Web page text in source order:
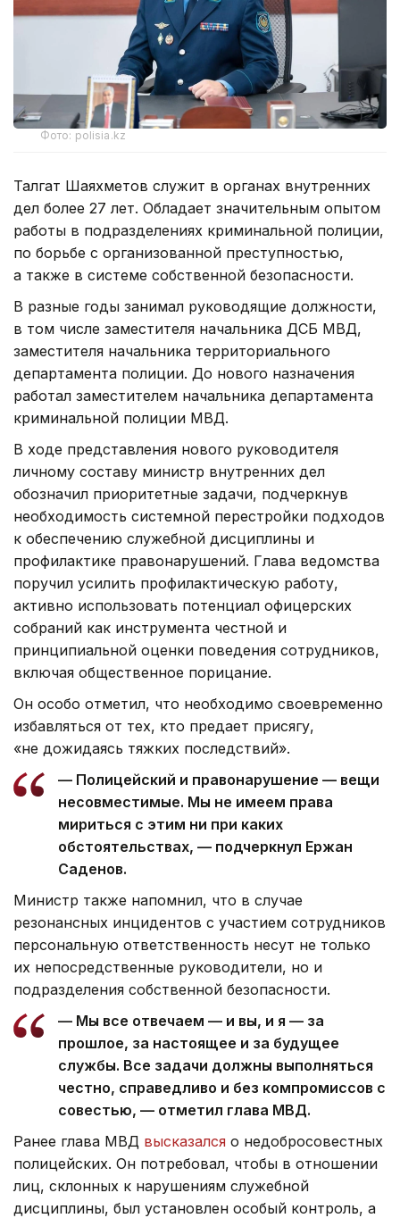
Фото: polisia.kz
Талгат Шаяхметов служит в органах внутренних
дел более 27 лет. Обладает значительным опытом
работы в подразделениях криминальной полиции,
по борьбе с организованной преступностью,
а также в системе собственной безопасности.
В разные годы занимал руководящие должности,
в том числе заместителя начальника ДСБ МВД,
заместителя начальника территориального
департамента полиции. До нового назначения
работал заместителем начальника департамента
криминальной полиции МВД.
В ходе представления нового руководителя
личному составу министр внутренних дел
обозначил приоритетные задачи, подчеркнув
необходимость системной перестройки подходов
к обеспечению служебной дисциплины и
профилактике правонарушений. Глава ведомства
поручил усилить профилактическую работу,
активно использовать потенциал офицерских
собраний как инструмента честной и
принципиальной оценки поведения сотрудников,
включая общественное порицание.
Он особо отметил, что необходимо своевременно
избавляться от тех, кто предает присягу,
«не дожидаясь тяжких последствий».
— Полицейский и правонарушение — вещи
несовместимые. Мы не имеем права
мириться с этим ни при каких
обстоятельствах, — подчеркнул Ержан
Саденов.
Министр также напомнил, что в случае
резонансных инцидентов с участием сотрудников
персональную ответственность несут не только
их непосредственные руководители, но и
подразделения собственной безопасности.
— Мы все отвечаем — и вы, и я — за
прошлое, за настоящее и за будущее
службы. Все задачи должны выполняться
честно, справедливо и без компромиссов с
совестью, — отметил глава МВД.
Ранее глава МВД высказался о недобросовестных
полицейских. Он потребовал, чтобы в отношении
лиц, склонных к нарушениям служебной
дисциплины, был установлен особый контроль, а